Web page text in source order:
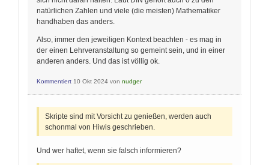
natürlichen Zahlen und viele (die meisten) Mathematiker
handhaben das anders.
Also, immer den jeweiligen Kontext beachten - es mag in
der einen Lehrveranstaltung so gemeint sein, und in einer
anderen anders. Und das ist völlig ok.
Kommentiert 10 Okt 2024 von nudger
Skripte sind mit Vorsicht zu genießen, werden auch
schonmal von Hiwis geschrieben.
Und wer haftet, wenn sie falsch informieren?